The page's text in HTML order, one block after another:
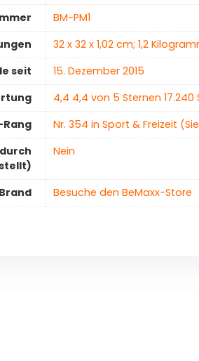
‎BM-PM1
‎32 x 32 x 1,02 cm; 1,2
seit
15. Dezember 2015
4,4 4,4 von 5 Sternen
Nr. 354 in Sport & Freizeit
‎Nein
Brand Besuche den BeMaxx-Store